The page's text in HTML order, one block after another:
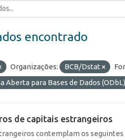
encontrado
Organizações: BCB/Dstat
Aberta para Bases de Dados
de capitais estrangeiros
contemplam os